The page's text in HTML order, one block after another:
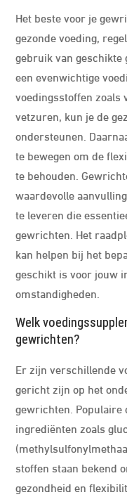
Het beste voor je
gezonde voeding,
gebruik van
een evenwichtige
voedingsstoffen zoals
vetzuren, kun je de
ondersteunen.
te bewegen om de
te behouden.
waardevolle
te leveren die
gewrichten. Het
kan helpen bij het
geschikt is voor jouw
omstandigheden.
Welk
gewrichten?
Er zijn verschillende
gericht zijn op het
gewrichten.
ingrediënten zoals
stoffen staan bekend
gezondheid en